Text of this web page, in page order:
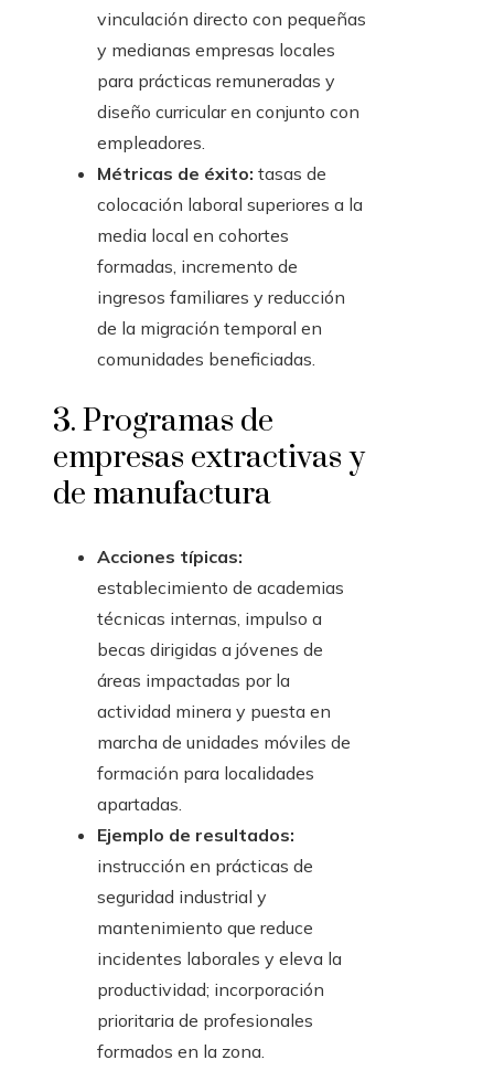
vinculación directo con pequeñas
y medianas empresas locales
para prácticas remuneradas y
diseño curricular en conjunto con
empleadores.
Métricas de éxito: tasas de
colocación laboral superiores a la
media local en cohortes
formadas, incremento de
ingresos familiares y reducción
de la migración temporal en
comunidades beneficiadas.
3. Programas de
empresas extractivas y
de manufactura
Acciones típicas:
establecimiento de academias
técnicas internas, impulso a
becas dirigidas a jóvenes de
áreas impactadas por la
actividad minera y puesta en
marcha de unidades móviles de
formación para localidades
apartadas.
Ejemplo de resultados:
instrucción en prácticas de
seguridad industrial y
mantenimiento que reduce
incidentes laborales y eleva la
productividad; incorporación
prioritaria de profesionales
formados en la zona.